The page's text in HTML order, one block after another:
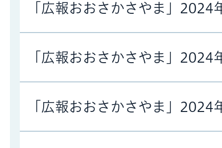
「広報おおさかさやま」2024
「広報おおさかさやま」2024
「広報おおさかさやま」2024